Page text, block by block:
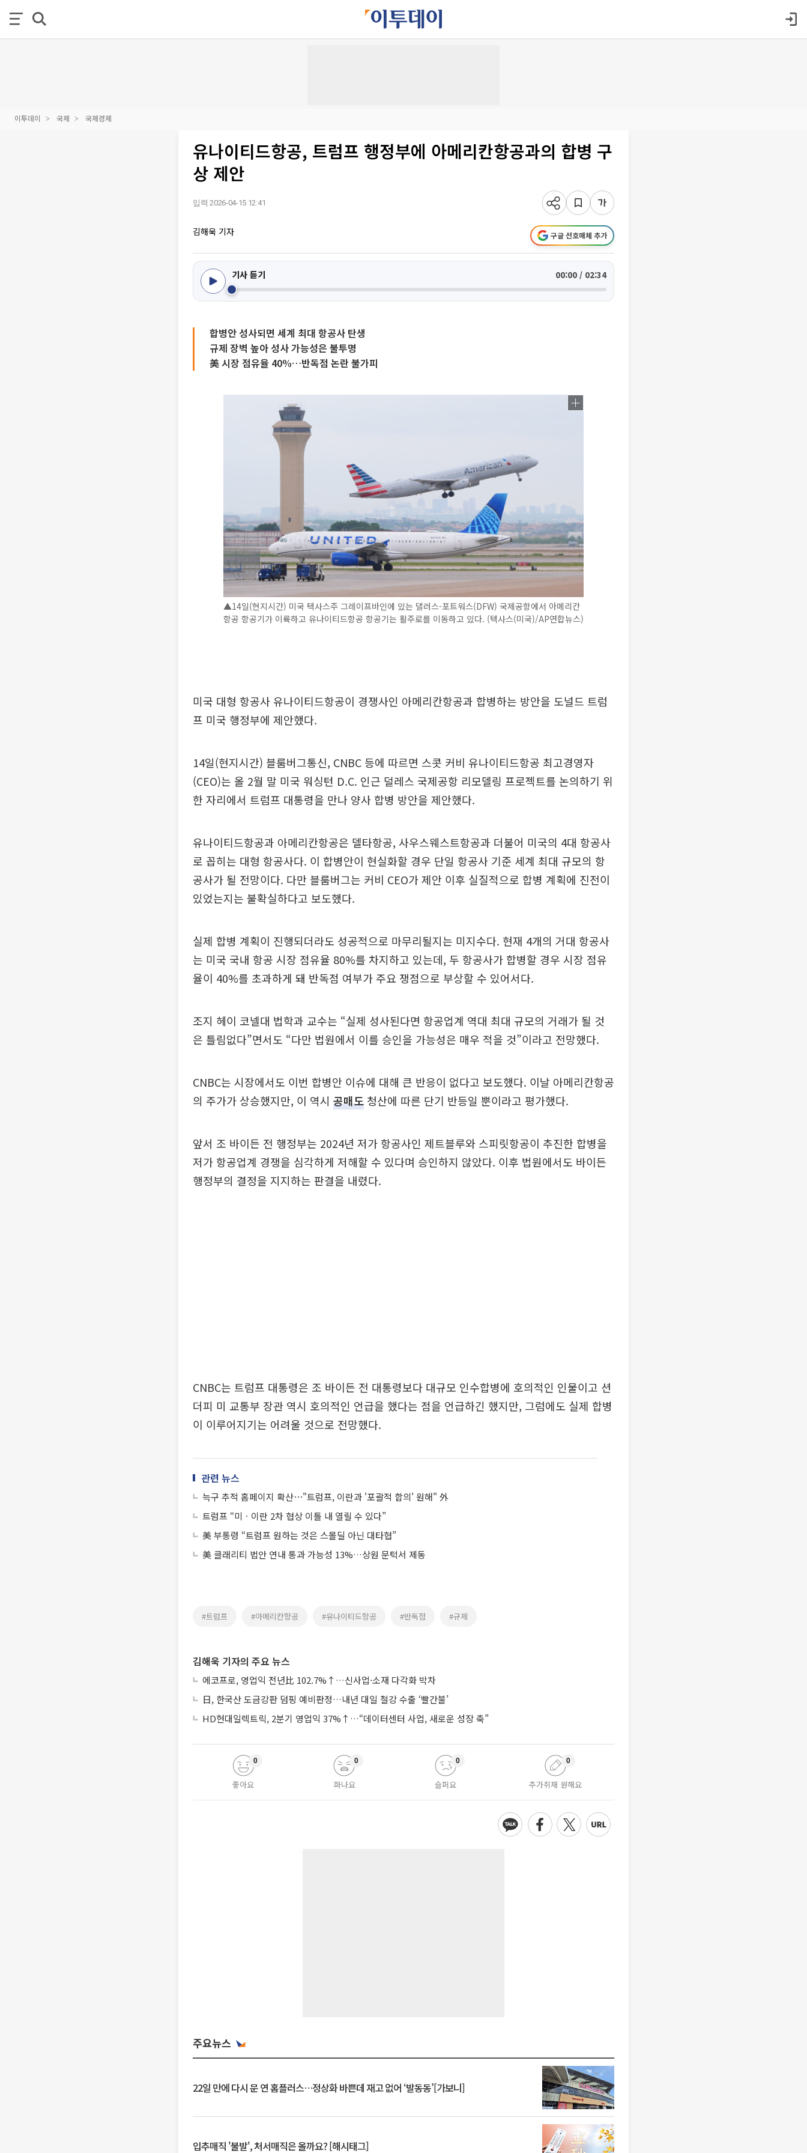
이투데이 국제 국제경제
유나이티드항공, 트럼프 행정부에 아메리칸항공과의 합병 구
상 제안
입력 2026-04-15 12:41
김해욱 기자 구글 선호매체 추가
기사 듣기 00:00 / 02:34
합병안 성사되면 세계 최대 항공사 탄생
규제 장벽 높아 성사 가능성은 불투명
美 시장 점유율 40%…반독점 논란 불가피
▲14일(현지시간) 미국 텍사스주 그레이프바인에 있는 댈러스-포트워스(DFW) 국제공항에서 아메리칸
항공 항공기가 이륙하고 유나이티드항공 항공기는 활주로를 이동하고 있다. (텍사스(미국)/AP연합뉴스)
미국 대형 항공사 유나이티드항공이 경쟁사인 아메리칸항공과 합병하는 방안을 도널드 트럼
프 미국 행정부에 제안했다.
14일(현지시간) 블룸버그통신, CNBC 등에 따르면 스콧 커비 유나이티드항공 최고경영자
(CEO)는 올 2월 말 미국 워싱턴 D.C. 인근 덜레스 국제공항 리모델링 프로젝트를 논의하기 위
한 자리에서 트럼프 대통령을 만나 양사 합병 방안을 제안했다.
유나이티드항공과 아메리칸항공은 델타항공, 사우스웨스트항공과 더불어 미국의 4대 항공사
로 꼽히는 대형 항공사다. 이 합병안이 현실화할 경우 단일 항공사 기준 세계 최대 규모의 항
공사가 될 전망이다. 다만 블룸버그는 커비 CEO가 제안 이후 실질적으로 합병 계획에 진전이
있었는지는 불확실하다고 보도했다.
실제 합병 계획이 진행되더라도 성공적으로 마무리될지는 미지수다. 현재 4개의 거대 항공사
는 미국 국내 항공 시장 점유율 80%를 차지하고 있는데, 두 항공사가 합병할 경우 시장 점유
율이 40%를 초과하게 돼 반독점 여부가 주요 쟁점으로 부상할 수 있어서다.
조지 헤이 코넬대 법학과 교수는 “실제 성사된다면 항공업계 역대 최대 규모의 거래가 될 것
은 틀림없다”면서도 “다만 법원에서 이를 승인을 가능성은 매우 적을 것”이라고 전망했다.
CNBC는 시장에서도 이번 합병안 이슈에 대해 큰 반응이 없다고 보도했다. 이날 아메리칸항공
의 주가가 상승했지만, 이 역시 공매도 청산에 따른 단기 반등일 뿐이라고 평가했다.
앞서 조 바이든 전 행정부는 2024년 저가 항공사인 제트블루와 스피릿항공이 추진한 합병을
저가 항공업계 경쟁을 심각하게 저해할 수 있다며 승인하지 않았다. 이후 법원에서도 바이든
행정부의 결정을 지지하는 판결을 내렸다.
CNBC는 트럼프 대통령은 조 바이든 전 대통령보다 대규모 인수합병에 호의적인 인물이고 션
더피 미 교통부 장관 역시 호의적인 언급을 했다는 점을 언급하긴 했지만, 그럼에도 실제 합병
이 이루어지기는 어려울 것으로 전망했다.
관련 뉴스
늑구 추적 홈페이지 확산⋯"트럼프, 이란과 '포괄적 합의' 원해" 外
트럼프 “미ㆍ이란 2차 협상 이틀 내 열릴 수 있다”
美 부통령 “트럼프 원하는 것은 스몰딜 아닌 대타협”
美 클래리티 법안 연내 통과 가능성 13%…상원 문턱서 제동
#트럼프 #아메리칸항공 #유나이티드항공 #반독점 #규제
김해욱 기자의 주요 뉴스
에코프로, 영업익 전년比 102.7%↑…신사업·소재 다각화 박차
日, 한국산 도금강판 덤핑 예비판정…내년 대일 철강 수출 ‘빨간불’
HD현대일렉트릭, 2분기 영업익 37%↑…“데이터센터 사업, 새로운 성장 축”
좋아요
0
화나요
0
슬퍼요
0
추가취재 원해요
0
주요뉴스
22일 만에 다시 문 연 홈플러스…정상화 바쁜데 재고 없어 ‘발동동’[가보니]
입추매직 '불발', 처서매직은 올까요? [해시태그]